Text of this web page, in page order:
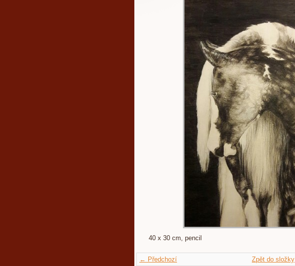
40 x 30 cm, pencil
← Předchozí Zpět do složky